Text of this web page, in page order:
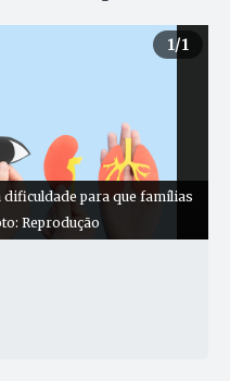
1/1
para que famílias
Reprodução